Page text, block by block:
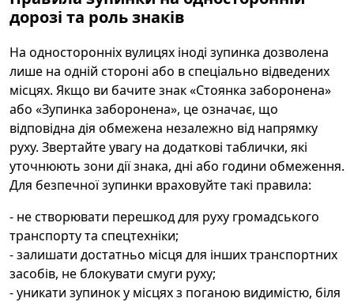
дорозі та роль знаків
На односторонніх вулицях іноді зупинка дозволена
лише на одній стороні або в спеціально відведених
місцях. Якщо ви бачите знак «Стоянка заборонена»
або «Зупинка заборонена», це означає, що
відповідна дія обмежена незалежно від напрямку
руху. Звертайте увагу на додаткові таблички, які
уточнюють зони дії знака, дні або години обмеження.
Для безпечної зупинки враховуйте такі правила:
- не створювати перешкод для руху громадського
транспорту та спецтехніки;
- залишати достатньо місця для інших транспортних
засобів, не блокувати смуги руху;
- уникати зупинок у місцях з поганою видимістю, біля